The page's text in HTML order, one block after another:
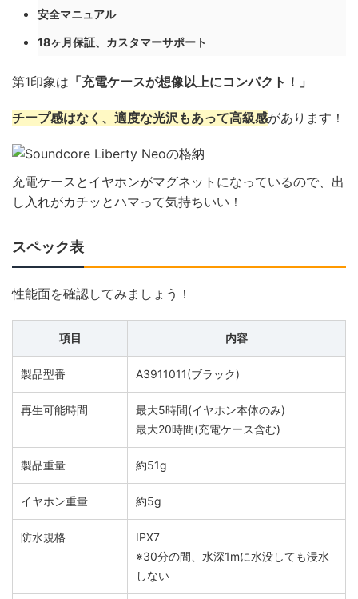
安全マニュアル
18ヶ月保証、カスタマーサポート
第1印象は 「充電ケースが想像以上にコンパクト！」
チープ感はなく、適度な光沢もあって高級感があります！
充電ケースとイヤホンがマグネットになっているので、出
し入れがカチッとハマって気持ちいい！
スペック表
性能面を確認してみましょう！
項目 内容
製品型番 A3911011(ブラック)
再生可能時間
最⼤5時間(イヤホン本体のみ)
最⼤20時間(充電ケース含む)
製品重量 約51g
イヤホン重量 約5g
防水規格
IPX7
※30分の間、水深1mに水没しても浸水
しない